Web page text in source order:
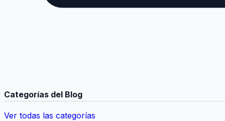
Categorías del Blog
Ver todas las categorías